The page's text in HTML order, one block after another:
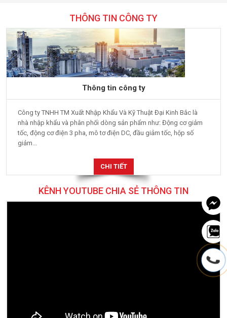
THÔNG TIN CÔNG TY
Thông tin công ty
Công ty TNHH TM Xuất Nhập Khẩu Và Kỹ Thuật Đại Kinh Bắc là
nhà nhập khẩu và phân phối dòng sản phẩm như: Động cơ giảm
tốc, động cơ điện 3 pha, mô tơ điện DC, đầu giảm tốc, hộp số
giảm...
CHI TIẾT
KÊNH YOUTUBE CHIA SẺ THÔNG TIN